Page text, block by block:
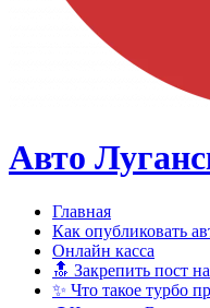
Авто
Главная
Как опубликовать
Онлайн касса
🔝 Закрепить пост
✨ Что такое турбо